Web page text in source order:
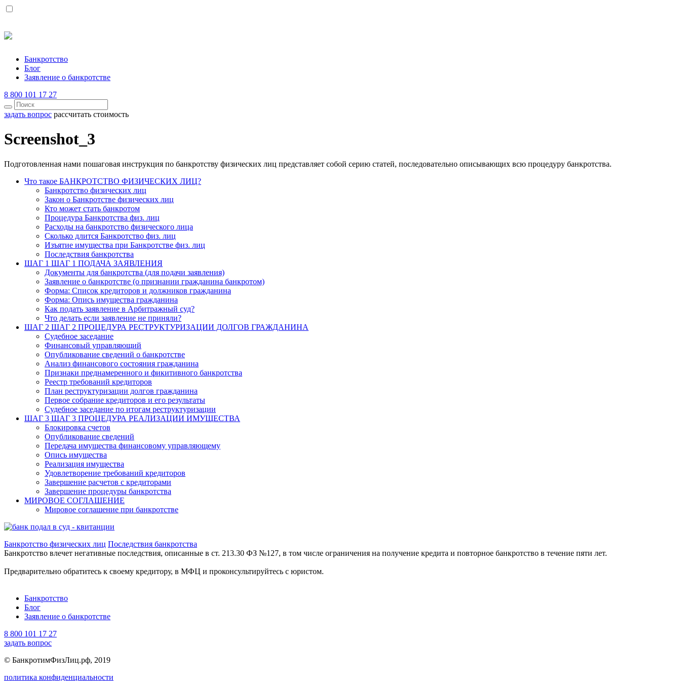
Банкротство
Блог
Заявление о банкротстве
8 800 101 17 27
задать вопрос рассчитать стоимость
Screenshot_3
Подготовленная нами пошаговая инструкция по банкротству физических лиц представляет собой серию статей, последовательно описывающих всю процедуру банкротства.
Что такое БАНКРОТСТВО ФИЗИЧЕСКИХ ЛИЦ?
Банкротство физических лиц
Закон о Банкротстве физических лиц
Кто может стать банкротом
Процедура Банкротства физ. лиц
Расходы на банкротство физического лица
Сколько длится Банкротство физ. лиц
Изъятие имущества при Банкротстве физ. лиц
Последствия банкротства
ШАГ 1 ШАГ 1 ПОДАЧА ЗАЯВЛЕНИЯ
Документы для банкротства (для подачи заявления)
Заявление о банкротстве (о признании гражданина банкротом)
Форма: Список кредиторов и должников гражданина
Форма: Опись имущества гражданина
Как подать заявление в Арбитражный суд?
Что делать если заявление не приняли?
ШАГ 2 ШАГ 2 ПРОЦЕДУРА РЕСТРУКТУРИЗАЦИИ ДОЛГОВ ГРАЖДАНИНА
Судебное заседание
Финансовый управляющий
Опубликование сведений о банкротстве
Анализ финансового состояния гражданина
Признаки преднамеренного и фикитивного банкротства
Реестр требований кредиторов
План реструктуризации долгов гражданина
Первое собрание кредиторов и его результаты
Судебное заседание по итогам реструктуризации
ШАГ 3 ШАГ 3 ПРОЦЕДУРА РЕАЛИЗАЦИИ ИМУЩЕСТВА
Блокировка счетов
Опубликование сведений
Передача имущества финансовому управляющему
Опись имущества
Реализация имущества
Удовлетворение требований кредиторов
Завершение расчетов с кредиторами
Завершение процедуры банкротства
МИРОВОЕ СОГЛАШЕНИЕ
Мировое соглашение при банкротстве
Банкротство физических лиц Последствия банкротства
Банкротство влечет негативные последствия, описанные в ст. 213.30 ФЗ №127, в том числе ограничения на получение кредита и повторное банкротство в течение пяти лет.
Предварительно обратитесь к своему кредитору, в МФЦ и проконсультируйтесь с юристом.
Банкротство
Блог
Заявление о банкротстве
8 800 101 17 27
задать вопрос
© БанкротимФизЛиц.рф, 2019
политика конфиденциальности